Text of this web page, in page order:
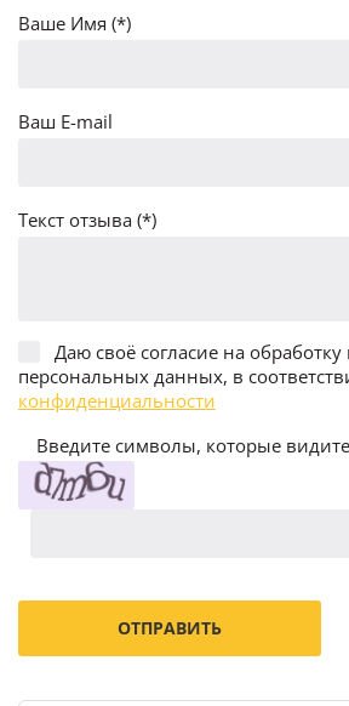
Ваше Имя (*)
Ваш E-mail
Текст отзыва (*)
Даю своё согласие на
персональных данных, в
конфиденциальности
Введите символы, которые